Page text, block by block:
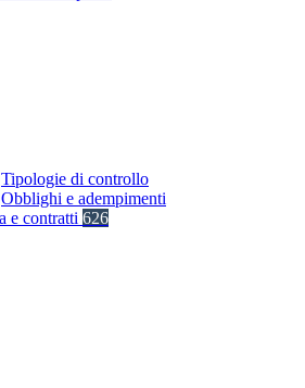
Tipologie di controllo
Obblighi e adempimenti
e contratti 626